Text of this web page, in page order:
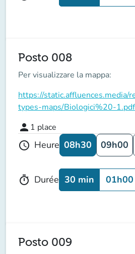
Posto 008
Per visualizzare la mappa:
https://static.affluences.media/
types-maps/Biologici%20-1.pdf
person 1 place
schedule Heure 08h30 09h00
timer Durée 30 min 01h00
Posto 009